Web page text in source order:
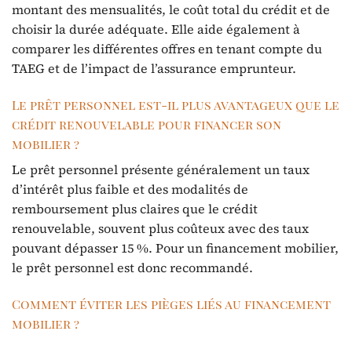
montant des mensualités, le coût total du crédit et de
choisir la durée adéquate. Elle aide également à
comparer les différentes offres en tenant compte du
TAEG et de l’impact de l’assurance emprunteur.
Le prêt personnel est-il plus avantageux que le
crédit renouvelable pour financer son
mobilier ?
Le prêt personnel présente généralement un taux
d’intérêt plus faible et des modalités de
remboursement plus claires que le crédit
renouvelable, souvent plus coûteux avec des taux
pouvant dépasser 15 %. Pour un financement mobilier,
le prêt personnel est donc recommandé.
Comment éviter les pièges liés au financement
mobilier ?